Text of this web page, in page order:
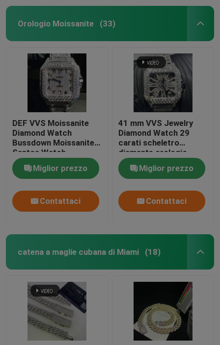
Orologio Moissanite (33)
DEF VVS Moissanite
Diamond Watch
Bussdown Moissanite
Santos Watch
Miglior prezzo
Contattaci
41 mm VVS Jewelry
Diamond Watch 29
carati scheletro
diamante orologio
Miglior prezzo
Contattaci
catena a maglie cubana di Miami (18)